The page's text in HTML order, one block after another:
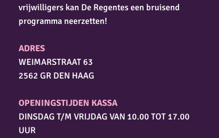
vrijwilligers kan De Regentes een bruisend
programma neerzetten!
ADRES
WEIMARSTRAAT 63
2562 GR DEN HAAG
OPENINGSTIJDEN KASSA
DINSDAG T/M VRIJDAG VAN 10.00 TOT 17.00
UUR